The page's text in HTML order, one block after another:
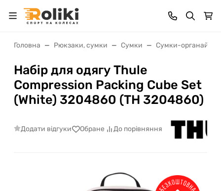
Головна Рюкзаки, сумки Сумки Сумки-
Набір для одягу Thule
Compression Packing Cube Set
(White) 3204860 (TH 3204860)
Додати відгуки Обране До порівняння